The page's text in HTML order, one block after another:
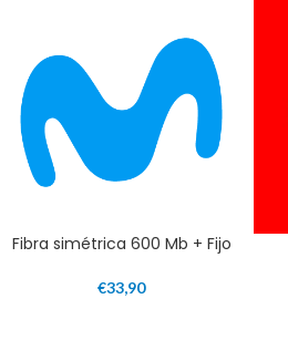
Fibra simétrica 600 Mb + Fijo
€33,90